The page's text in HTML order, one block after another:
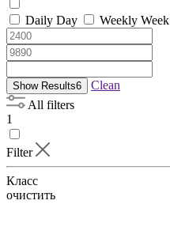
Daily Day Weekly Week
Show Results6
Clean
All filters
1
Filter
Класс
очистить